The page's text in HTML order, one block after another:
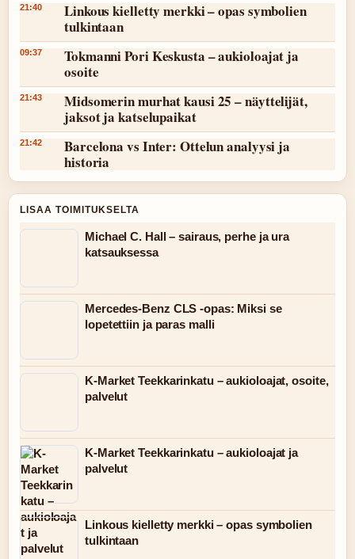
21:40
Linkous kielletty merkki – opas symbolien
tulkintaan
09:37
Tokmanni Pori Keskusta – aukioloajat ja
osoite
21:43
Midsomerin murhat kausi 25 – näyttelijät,
jaksot ja katselupaikat
21:42
Barcelona vs Inter: Ottelun analyysi ja
historia
LISAA TOIMITUKSELTA
Michael C. Hall – sairaus, perhe ja ura
katsauksessa
Mercedes-Benz CLS -opas: Miksi se
lopetettiin ja paras malli
K-Market Teekkarinkatu – aukioloajat, osoite,
palvelut
K-Market Teekkarinkatu – aukioloajat ja
palvelut
Linkous kielletty merkki – opas symbolien
tulkintaan